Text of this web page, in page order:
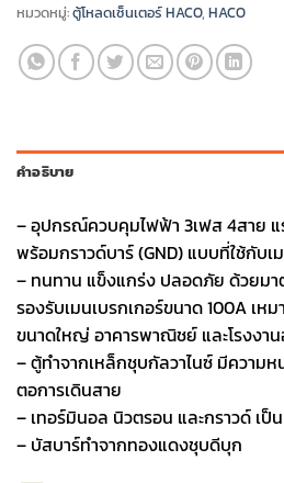
หมวดหมู่:ตู้โหลดเซ็นเตอร์ HACO, HACO
คำอธิบาย
– อุปกรณ์ควบคุมไฟฟ้า 3เฟส 4สาย แ
พร้อมกราวด์บาร์ (GND) แบบที่ใช้กับเ
– ทนทาน แข็งแกร่ง ปลอดภัย ด้วยมา
รองรับเมนเบรกเกอร์ขนาด 100A เห
ขนาดใหญ่ อาคารพาณิชย์ และโรงงา
– ตู้ทําจากเหล็กชุบกัลวาไนซ์ มีความห
ตอการเดินสาย
– เทอร์มินอล นิวตรอน และกราวด์ เ
– บัสบาร์ทําจากทองแดงชุบดีบุก